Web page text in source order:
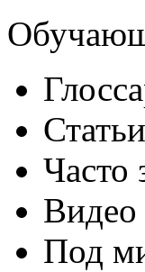
Статьи
Часто
Видео
Под